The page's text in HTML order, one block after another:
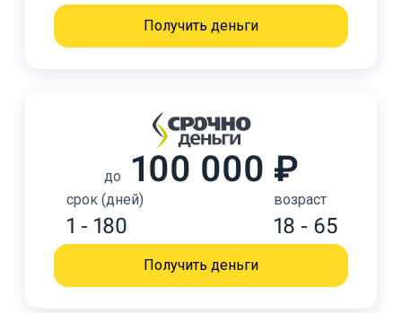
Получить деньги
до 100 000 ₽
срок (дней)
1 - 180
возраст
18 - 65
Получить деньги